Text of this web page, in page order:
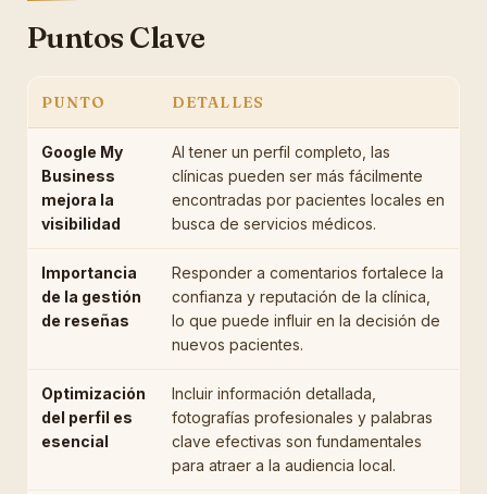
Puntos Clave
PUNTO DETALLES
Google My
Business
mejora la
visibilidad
Al tener un perfil completo, las
clínicas pueden ser más fácilmente
encontradas por pacientes locales en
busca de servicios médicos.
Importancia
de la gestión
de reseñas
Responder a comentarios fortalece la
confianza y reputación de la clínica,
lo que puede influir en la decisión de
nuevos pacientes.
Optimización
del perfil es
esencial
Incluir información detallada,
fotografías profesionales y palabras
clave efectivas son fundamentales
para atraer a la audiencia local.